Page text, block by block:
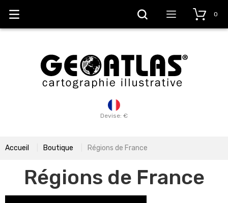
Devise: €
0
Accueil Boutique Régions de France
Régions de France